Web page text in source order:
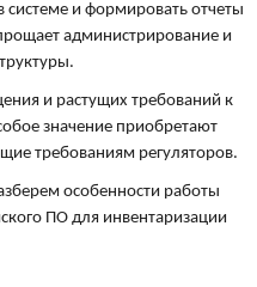
и формировать отчеты
администрирование и
и растущих требований к
значение приобретают
требованиям регуляторов.
особенности работы
ПО для инвентаризации